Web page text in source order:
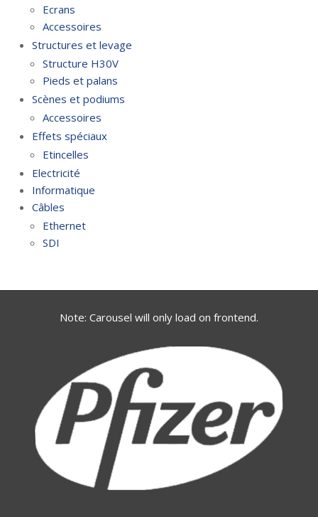
Ecrans
Accessoires
Structures et levage
Structure H30V
Pieds et palans
Scènes et podiums
Accessoires
Effets spéciaux
Etincelles
Electricité
Informatique
Câbles
Ethernet
SDI
Note: Carousel will only load on frontend.